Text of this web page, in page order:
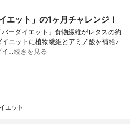
エット」の1ヶ月チャレンジ！
バーダイエット」食物繊維がレタスの約
エットに植物繊維とアミノ酸を補給♪
イ…続きを見る
エット